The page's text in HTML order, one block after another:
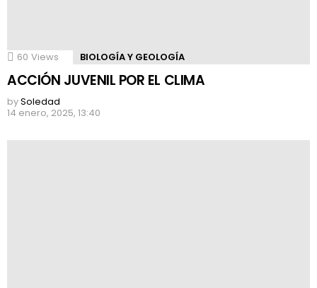
60 Views BIOLOGÍA Y GEOLOGÍA
ACCIÓN JUVENIL POR EL CLIMA
bySoledad
14 enero, 2025, 13:40